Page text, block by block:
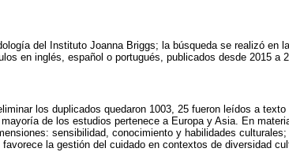
del Instituto Joanna Briggs; la búsqueda se realizó en
en inglés, español o portugués, publicados desde 2015 a
los duplicados quedaron 1003, 25 fueron leídos a
de los estudios pertenece a Europa y Asia. En
sensibilidad, conocimiento y habilidades
la gestión del cuidado en contextos de diversidad